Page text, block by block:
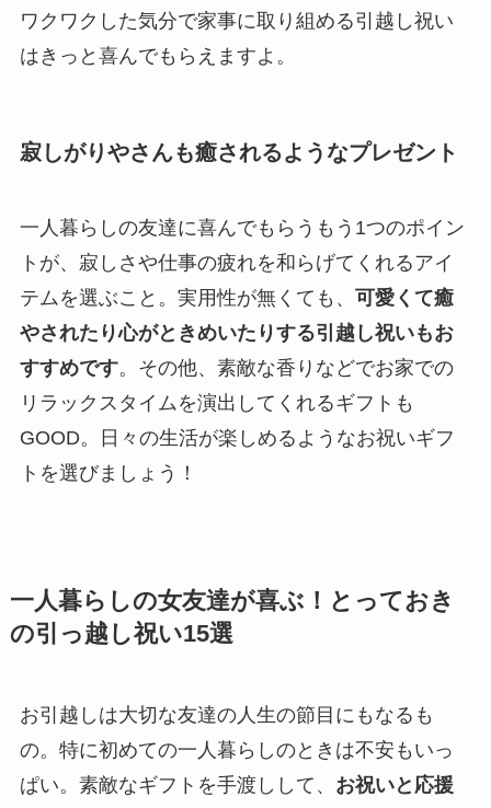
ワクワクした気分で家事に取り組める引越し祝い
はきっと喜んでもらえますよ。
寂しがりやさんも癒されるようなプレゼント
一人暮らしの友達に喜んでもらうもう1つのポイン
トが、寂しさや仕事の疲れを和らげてくれるアイ
テムを選ぶこと。実用性が無くても、 可愛くて癒
やされたり心がときめいたりする引越し祝いもお
すすめです。その他、素敵な香りなどでお家での
リラックスタイムを演出してくれるギフトも
GOOD。日々の生活が楽しめるようなお祝いギフ
トを選びましょう！
一人暮らしの女友達が喜ぶ！とっておき
の引っ越し祝い15選
お引越しは大切な友達の人生の節目にもなるも
の。特に初めての一人暮らしのときは不安もいっ
ぱい。素敵なギフトを手渡しして、 お祝いと応援